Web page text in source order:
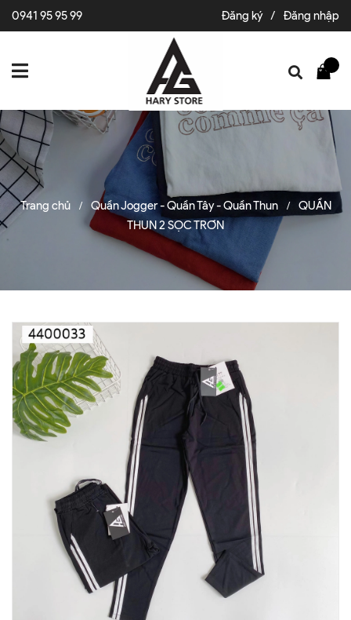
0941 95 95 99 Đăng ký / Đăng nhập
Trang chủ / Quần Jogger - Quần Tây - Quần Thun /
QUẦN
THUN 2 SỌC TRƠN